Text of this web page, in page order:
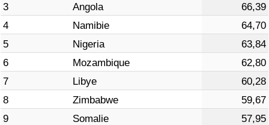
3
Angola
66,39
4
Namibie
64,70
5
Nigeria
63,84
6
Mozambique
62,80
7
Libye
60,28
8
Zimbabwe
59,67
9
Somalie
57,95
Indice de Trafic
Indice de Trafic (Actuel)
Indice de Trafic par Pays